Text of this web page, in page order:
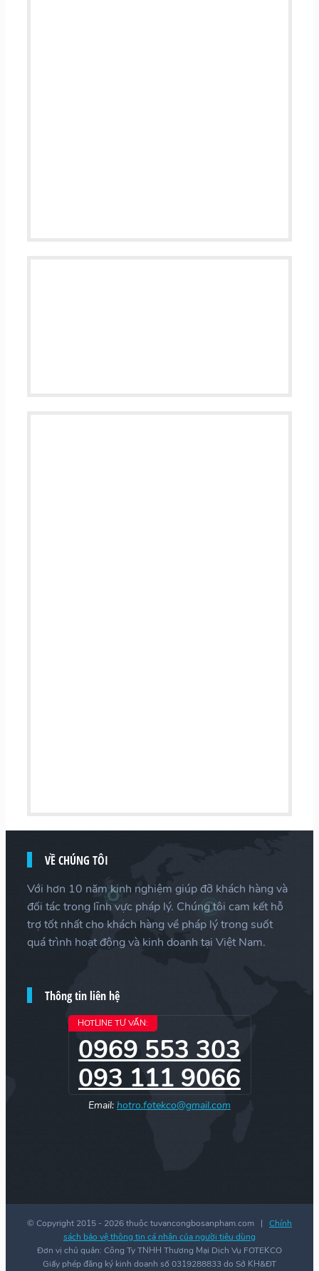
VỀ CHÚNG TÔI
Với hơn 10 năm kinh nghiệm giúp đỡ khách hàng và
đối tác trong lĩnh vực pháp lý. Chúng tôi cam kết hỗ
trợ tốt nhất cho khách hàng về pháp lý trong suốt
quá trình hoạt động và kinh doanh tại Việt Nam.
Thông tin liên hệ
HOTLINE TƯ VẤN:
0969 553 303
093 111 9066
Email: hotro.fotekco@gmail.com
© Copyright 2015 - 2026 thuộc tuvancongbosanpham.com | Chính
sách bảo vệ thông tin cá nhân của người tiêu dùng
Đơn vị chủ quản: Công Ty TNHH Thương Mại Dịch Vụ FOTEKCO
Giấy phép đăng ký kinh doanh số 0319288833 do Sở KH&ĐT